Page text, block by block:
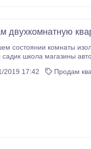
двухкомнатную
состоянии комнаты
садик школа магазины
2019 17:42
Продам